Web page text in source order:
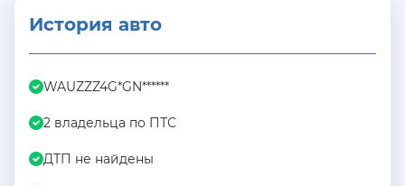
История авто
WAUZZZ4G*GN******
2 владельца по ПТС
ДТП не найдены